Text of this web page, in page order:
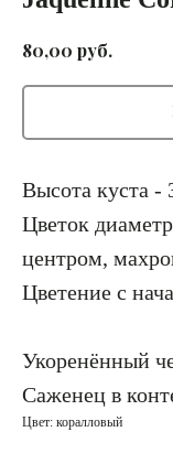
80,00 руб.
Высота куста -
Цветок
центром,
Цветение с
Укоренённый
Саженец в
Цвет: коралловый